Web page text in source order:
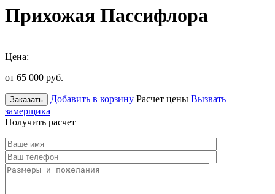
Прихожая Пассифлора
Цена:
от 65 000 руб.
Заказать Добавить в корзину Расчет цены Вызвать
замерщика
Получить расчет